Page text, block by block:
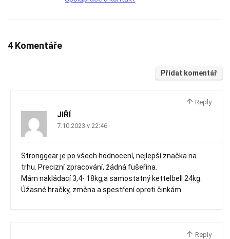
4 Komentáře
Přidat komentář
Reply
JIŘÍ
7.10.2023 v 22:46
Stronggear je po všech hodnocení, nejlepší značka na
trhu. Precizní zpracování, žádná fušeřina.
Mám nakládací 3,4- 18kg,a samostatný kettelbell 24kg.
Úžasné hračky, změna a spestření oproti činkám.
Reply